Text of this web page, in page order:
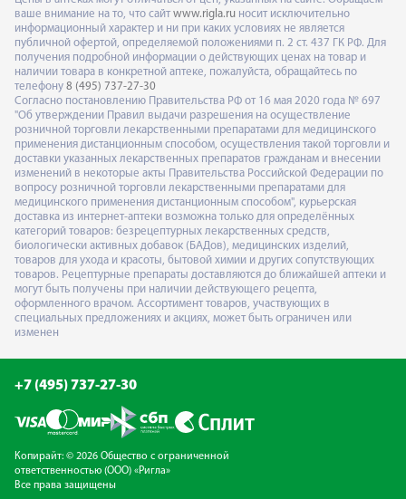
ваше внимание на то, что сайт www.rigla.ru носит исключительно
информационный характер и ни при каких условиях не является
публичной офертой, определяемой положениями п. 2 ст. 437 ГК РФ. Для
получения подробной информации о действующих ценах на товар и
наличии товара в конкретной аптеке, пожалуйста, обращайтесь по
телефону 8 (495) 737-27-30
Согласно постановлению Правительства РФ от 16 мая 2020 года № 697
"Об утверждении Правил выдачи разрешения на осуществление
розничной торговли лекарственными препаратами для медицинского
применения дистанционным способом, осуществления такой торговли и
доставки указанных лекарственных препаратов гражданам и внесении
изменений в некоторые акты Правительства Российской Федерации по
вопросу розничной торговли лекарственными препаратами для
медицинского применения дистанционным способом", курьерская
доставка из интернет-аптеки возможна только для определённых
категорий товаров: безрецептурных лекарственных средств,
биологически активных добавок (БАДов), медицинских изделий,
товаров для ухода и красоты, бытовой химии и других сопутствующих
товаров. Рецептурные препараты доставляются до ближайшей аптеки и
могут быть получены при наличии действующего рецепта,
оформленного врачом. Ассортимент товаров, участвующих в
специальных предложениях и акциях, может быть ограничен или
изменен
+7 (495) 737-27-30
Копирайт: © 2026 Общество с ограниченной
ответственностью (ООО) «Ригла»
Все права защищены